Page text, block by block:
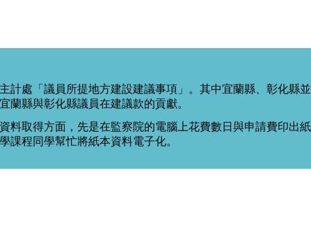
計處「議員所提地方建設建議事項」。其中宜蘭縣、彰化縣
蘭縣與彰化縣議員在建議款的貢獻。
料取得方面，先是在監察院的電腦上花費數日與申請費印出
課程同學幫忙將紙本資料電子化。